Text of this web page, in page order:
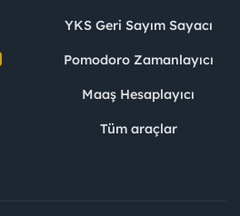
YKS Geri Sayım Sayacı
Pomodoro Zamanlayıcı
Maaş Hesaplayıcı
Tüm araçlar